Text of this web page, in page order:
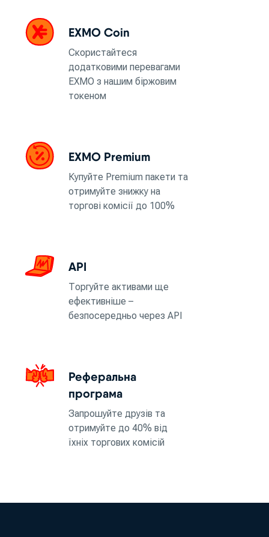
EXMO Coin
Скористайтеся
додатковими перевагами
EXMO з нашим біржовим
токеном
EXMO Premium
Купуйте Premium пакети та
отримуйте знижку на
торгові комісії до 100%
API
Торгуйте активами ще
ефективніше –
безпосередньо через API
Реферальна
програма
Запрошуйте друзів та
отримуйте до 40% від
їхніх торгових комісій